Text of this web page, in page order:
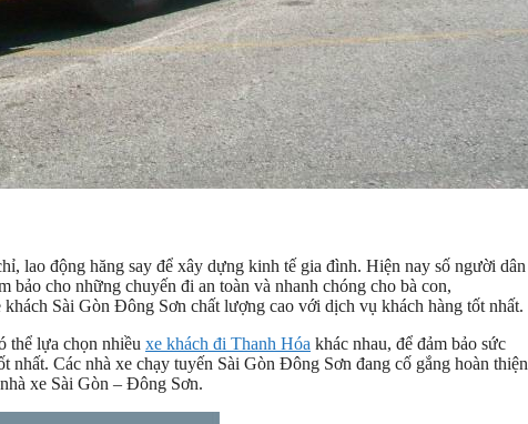
lao động hăng say để xây dựng kinh tế gia đình. Hiện nay số người dân
bảo cho những chuyến đi an toàn và nhanh chóng cho bà con,
Sài Gòn Đông Sơn chất lượng cao với dịch vụ khách hàng tốt nhất.
thể lựa chọn nhiều xe khách đi Thanh Hóa khác nhau, để đảm bảo sức
Các nhà xe chạy tuyến Sài Gòn Đông Sơn đang cố gắng hoàn thiện
xe Sài Gòn – Đông Sơn.